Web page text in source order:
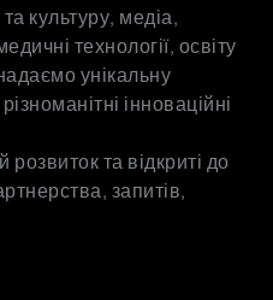
культуру, медіа,
технології, освіту
унікальну
інноваційні
та відкриті до
запитів,